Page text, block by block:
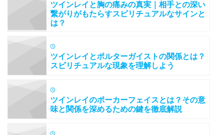
ツインレイと胸の痛みの真実｜相手との深い
繋がりがもたらすスピリチュアルなサインと
は？
ツインレイとポルターガイストの関係とは？
スピリチュアルな現象を理解しよう
ツインレイのポーカーフェイスとは？その意
味と関係を深めるための鍵を徹底解説